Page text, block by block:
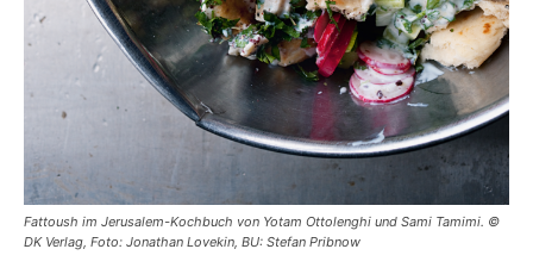
Fattoush im Jerusalem-Kochbuch von Yotam Ottolenghi und Sami Tamimi. ©
DK Verlag, Foto: Jonathan Lovekin, BU: Stefan Pribnow